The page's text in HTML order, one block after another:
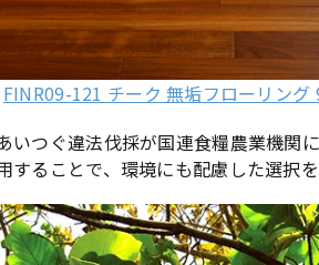
FINR09-121 チーク 無垢フローリン
いつぐ違法伐採が国連食糧農業機関
ることで、環境にも配慮した選択を